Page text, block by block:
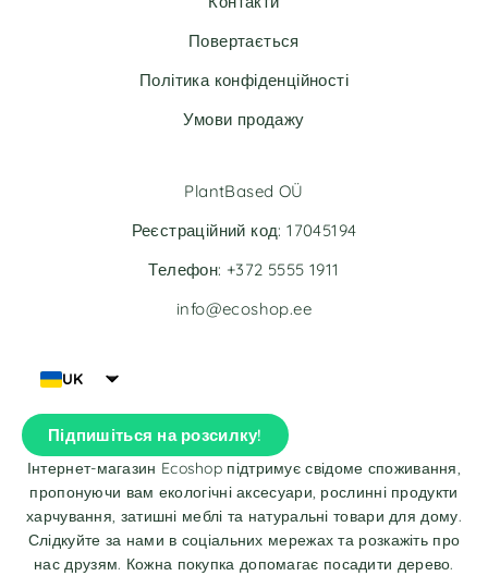
v
:
Повертається
Політика конфіденційності
Умови продажу
UK
Підпишіться на розсилку!
Інтернет-магазин Ecoshop підтримує свідоме споживання,
пропонуючи вам екологічні аксесуари, рослинні продукти
харчування, затишні меблі та натуральні товари для дому.
Слідкуйте за нами в соціальних мережах та розкажіть про
нас друзям. Кожна покупка допомагає посадити дерево.
PlantBased OÜ
Реєстраційний код: 17045194
Телефон: +372 5555 1911
info@ecoshop.ee